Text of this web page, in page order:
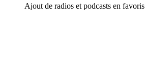
Ajout de radios et podcasts en favoris